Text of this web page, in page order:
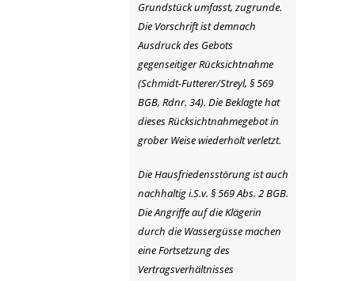
Grundstück umfasst, zugrunde.
Die Vorschrift ist demnach
Ausdruck des Gebots
gegenseitiger Rücksichtnahme
(Schmidt-Futterer/Streyl, § 569
BGB, Rdnr. 34). Die Beklagte hat
dieses Rücksichtnahmegebot in
grober Weise wiederholt verletzt.
Die Hausfriedensstörung ist auch
nachhaltig i.S.v. § 569 Abs. 2 BGB.
Die Angriffe auf die Klägerin
durch die Wassergüsse machen
eine Fortsetzung des
Vertragsverhältnisses